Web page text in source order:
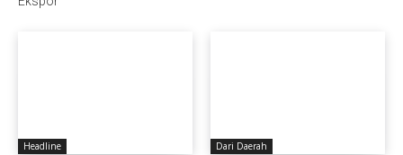
Headline Dari Daerah